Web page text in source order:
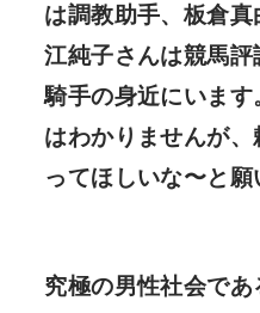
は調教助手、板倉
江純子さんは競馬
騎手の身近にいま
はわかりませんが
ってほしいな〜と願
究極の男性社会で